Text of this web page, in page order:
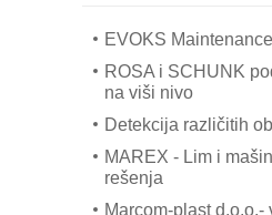
EVOKS
ROSA i SCHUNK
na viši nivo
Detekcija različitih
MAREX - Lim i
rešenja
Marcom-plast d.o.o.-